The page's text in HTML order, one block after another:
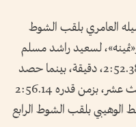
العامري بلقب الشوط
2:54.30 دقيقة، و«ثمينه»، لسعيد راشد مسلم
العمري بالشوط الثاني عشر بزمن قدره 2:52.38، دقيقة، بينما حصد
«مساح» لراشد سعيد لقب الشوط الثالث عشر، بزمن قدره 2:56.14
الوهيبي بلقب الشوط الرابع